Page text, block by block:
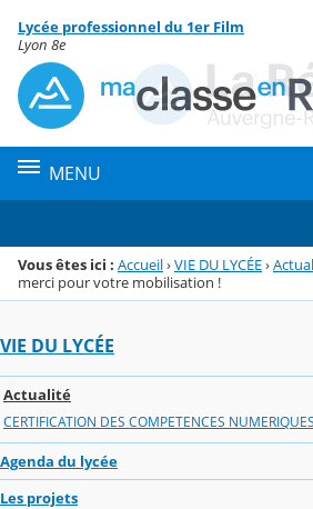
Menu de la rubrique
Contenu
Lycée professionnel du 1er Film
Lyon 8e
MENU
Vous êtes ici : Accueil›VIE DU LYCÉE›
merci pour votre mobilisation !
VIE DU LYCÉE
Actualité
CERTIFICATION DES COMPETENCES
Agenda du lycée
Les projets